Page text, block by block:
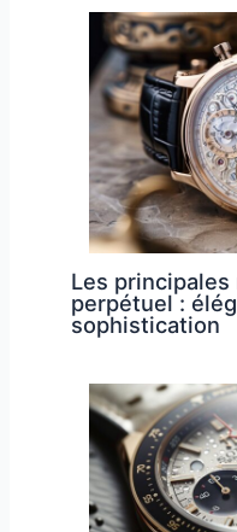
Les
perpétuel :
sophistication